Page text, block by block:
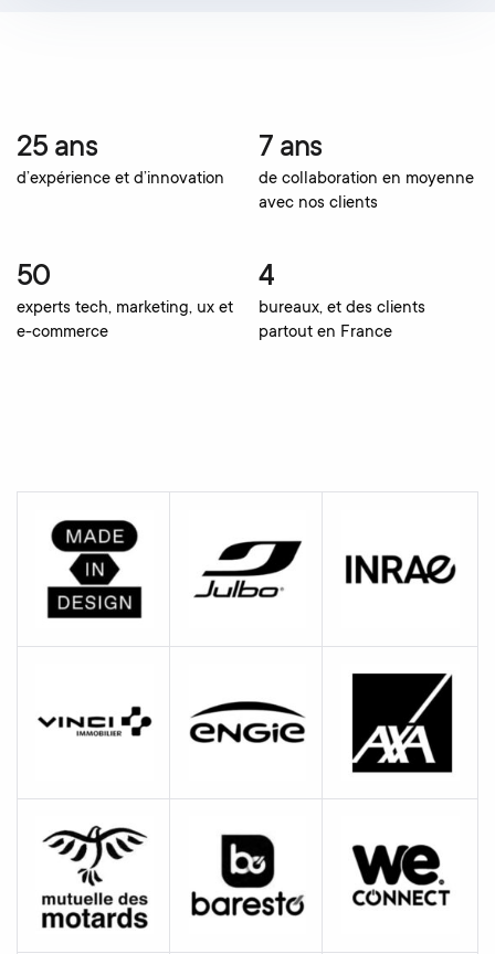
25 ans
d’expérience et d’innovation
7 ans
de collaboration en moyenne
avec nos clients
50
experts tech, marketing, ux et
e-commerce
4
bureaux, et des clients
partout en France